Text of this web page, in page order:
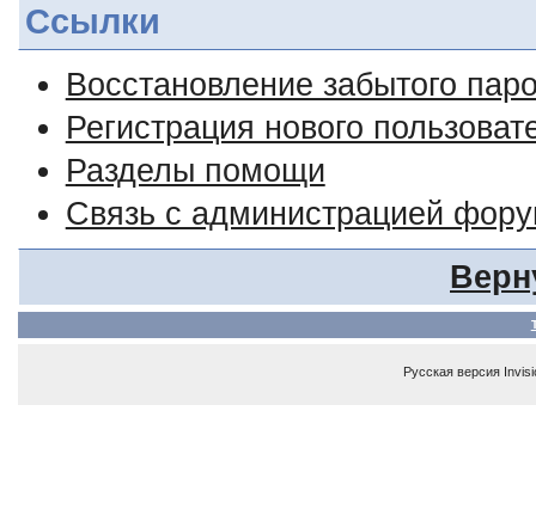
Ссылки
Восстановление забытого
Регистрация нового
Разделы помощи
Связь с администрацией
Русская версия